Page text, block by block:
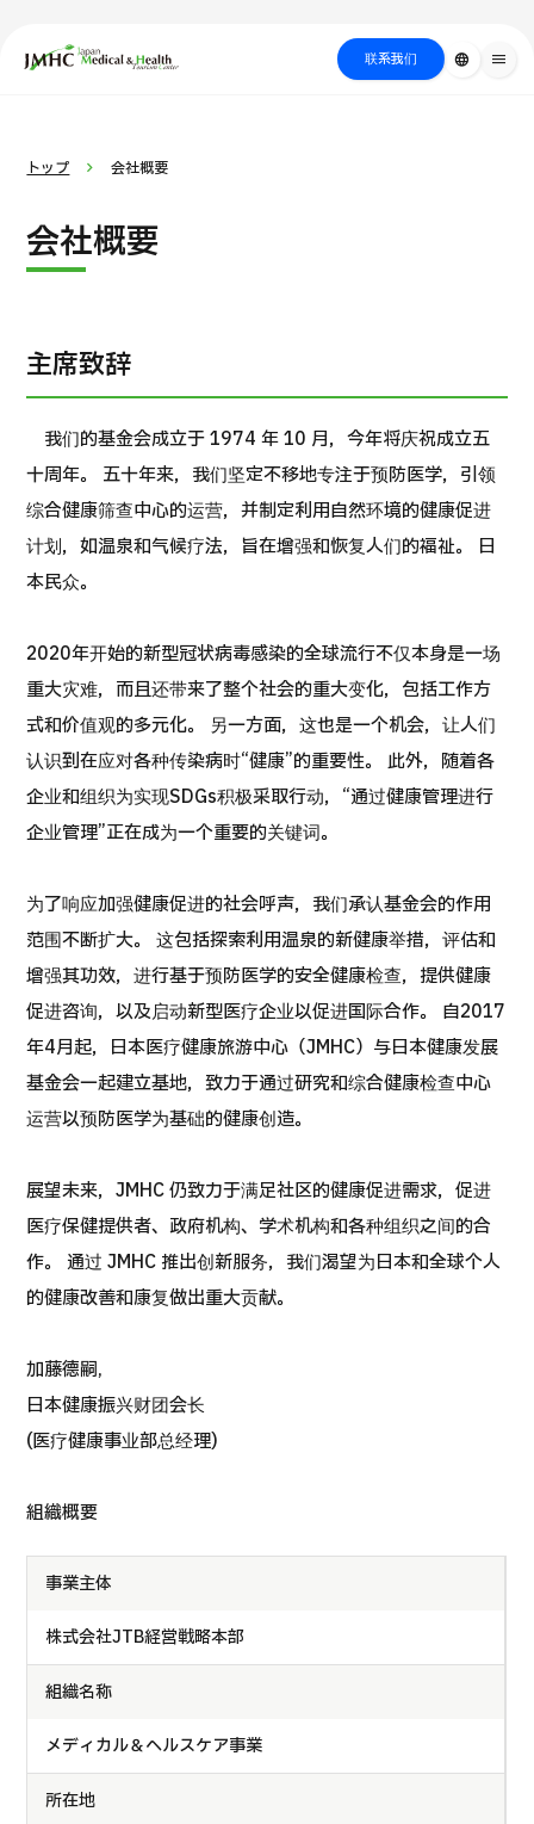
日本医疗健康雅旅中心（JMHC） 联系我们 language menu
关于日本医疗
按部位・疾
TOP
面向国际患者
关于日本医疗
就诊流程
医疗项目检索
按部位・疾病搜索
按检查・术式・
内容精选
新闻
运营公司
联系我们
治療 治療
トップ 会社概要
会社概要
主席致辞
我们的基金会成立于 1974 年 10 月，今年将庆祝成立五
十周年。 五十年来，我们坚定不移地专注于预防医学，引领
综合健康筛查中心的运营，并制定利用自然环境的健康促进
计划，如温泉和气候疗法，旨在增强和恢复人们的福祉。 日
本民众。
2020年开始的新型冠状病毒感染的全球流行不仅本身是一场
重大灾难，而且还带来了整个社会的重大变化，包括工作方
式和价值观的多元化。 另一方面，这也是一个机会，让人们
认识到在应对各种传染病时“健康”的重要性。 此外，随着各
企业和组织为实现SDGs积极采取行动，“通过健康管理进行
企业管理”正在成为一个重要的关键词。
为了响应加强健康促进的社会呼声，我们承认基金会的作用
范围不断扩大。 这包括探索利用温泉的新健康举措，评估和
增强其功效，进行基于预防医学的安全健康检查，提供健康
促进咨询，以及启动新型医疗企业以促进国际合作。 自2017
年4月起，日本医疗健康旅游中心（JMHC）与日本健康发展
基金会一起建立基地，致力于通过研究和综合健康检查中心
运营以预防医学为基础的健康创造。
展望未来，JMHC 仍致力于满足社区的健康促进需求，促进
医疗保健提供者、政府机构、学术机构和各种组织之间的合
作。 通过 JMHC 推出创新服务，我们渴望为日本和全球个人
的健康改善和康复做出重大贡献。
加藤德嗣,
日本健康振兴财团会长
(医疗健康事业部总经理)
組織概要
事業主体
株式会社JTB経営戦略本部
組織名称
メディカル＆ヘルスケア事業
所在地